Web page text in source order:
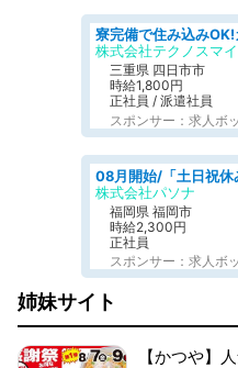
株式会社テクノスマ
三重県 四日市市
時給1,800円
正社員 / 派遣社員
スポンサー：求人ボ
株式会社パソナ
福岡県 福岡市
時給2,300円
正社員
スポンサー：求人ボ
姉妹サイト
【かつや】